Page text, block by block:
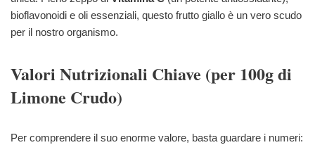
bioflavonoidi e oli essenziali, questo frutto giallo è un vero scudo
per il nostro organismo.
Valori Nutrizionali Chiave (per 100g di
Limone Crudo)
Per comprendere il suo enorme valore, basta guardare i numeri: